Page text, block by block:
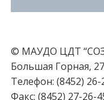
© МАУДО ЦДТ
Большая Горная,
Телефон: (8452) 26-
Факс: (8452) 27-26-